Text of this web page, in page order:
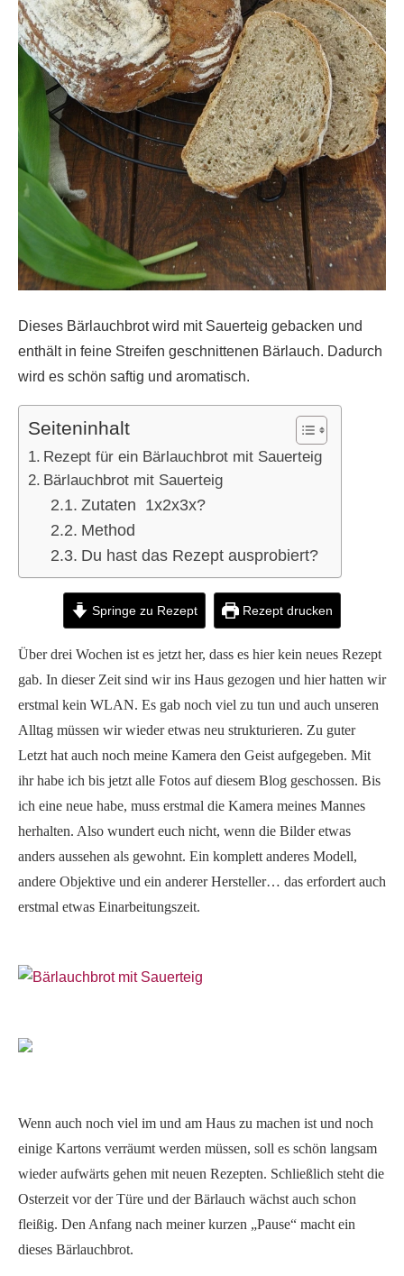
Dieses Bärlauchbrot wird mit Sauerteig gebacken und
enthält in feine Streifen geschnittenen Bärlauch. Dadurch
wird es schön saftig und aromatisch.
Seiteninhalt
Rezept für ein Bärlauchbrot mit Sauerteig
Bärlauchbrot mit Sauerteig
Zutaten 1x2x3x?
Method
Du hast das Rezept ausprobiert?
Springe zu Rezept Rezept drucken
Über drei Wochen ist es jetzt her, dass es hier kein neues Rezept
gab. In dieser Zeit sind wir ins Haus gezogen und hier hatten wir
erstmal kein WLAN. Es gab noch viel zu tun und auch unseren
Alltag müssen wir wieder etwas neu strukturieren. Zu guter
Letzt hat auch noch meine Kamera den Geist aufgegeben. Mit
ihr habe ich bis jetzt alle Fotos auf diesem Blog geschossen. Bis
ich eine neue habe, muss erstmal die Kamera meines Mannes
herhalten. Also wundert euch nicht, wenn die Bilder etwas
anders aussehen als gewohnt. Ein komplett anderes Modell,
andere Objektive und ein anderer Hersteller… das erfordert auch
erstmal etwas Einarbeitungszeit.
Wenn auch noch viel im und am Haus zu machen ist und noch
einige Kartons verräumt werden müssen, soll es schön langsam
wieder aufwärts gehen mit neuen Rezepten. Schließlich steht die
Osterzeit vor der Türe und der Bärlauch wächst auch schon
fleißig. Den Anfang nach meiner kurzen „Pause“ macht ein
dieses Bärlauchbrot.